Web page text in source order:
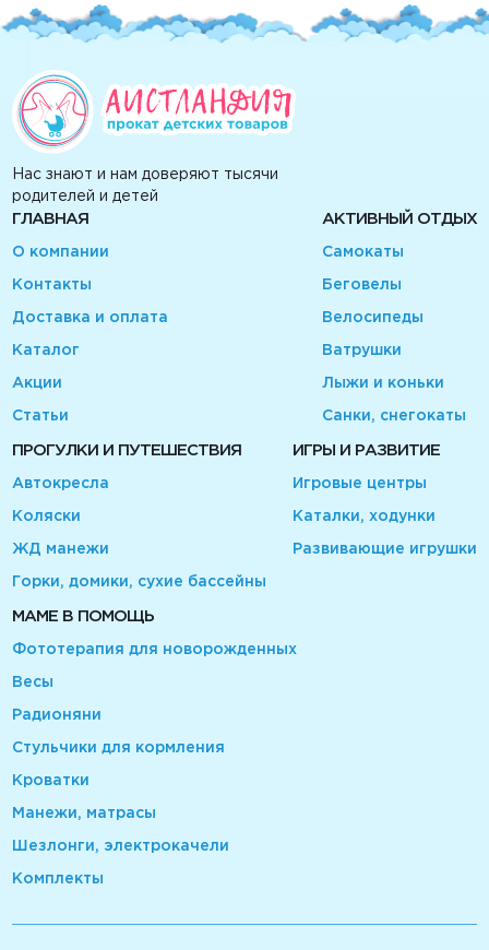
Нас знают и нам доверяют тысячи
родителей и детей
ГЛАВНАЯ
О компании
Контакты
Доставка и оплата
Каталог
Акции
Статьи
АКТИВНЫЙ ОТДЫХ
Самокаты
Беговелы
Велосипеды
Ватрушки
Лыжи и коньки
Санки, снегокаты
ПРОГУЛКИ И ПУТЕШЕСТВИЯ
Автокресла
Коляски
ЖД манежи
Горки, домики, сухие бассейны
ИГРЫ И РАЗВИТИЕ
Игровые центры
Каталки, ходунки
Развивающие игрушки
МАМЕ В ПОМОЩЬ
Фототерапия для новорожденных
Весы
Радионяни
Стульчики для кормления
Кроватки
Манежи, матрасы
Шезлонги, электрокачели
Комплекты